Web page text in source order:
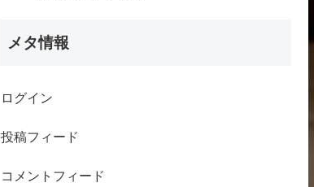
メタ情報
ログイン
投稿フィード
コメントフィード